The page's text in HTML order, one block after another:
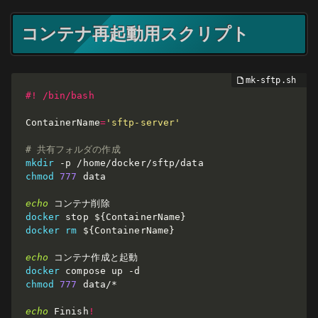
コンテナ再起動用スクリプト
#! /bin/bash
ContainerName='sftp-server'
# 共有フォルダの作成
mkdir
-p
chmod
777 data
echo
コンテナ削除
docker stop ${ContainerName}
docker
rm ${ContainerName}
echo
docker compose up
-d
chmod
777 data/*
echo Finish !